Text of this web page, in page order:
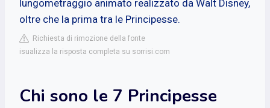
lungometraggio animato realizzato da Walt Disney,
oltre che la prima tra le Principesse.
Richiesta di rimozione della fonte
isualizza la risposta completa su sorrisi.com
Chi sono le 7 Principesse